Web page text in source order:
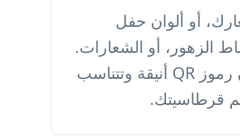
أو ألوان حفل
الزهور، أو الشعارات.
يمكن أن تكون رموز QR أنيقة وتتناسب
قرطاسيتك.